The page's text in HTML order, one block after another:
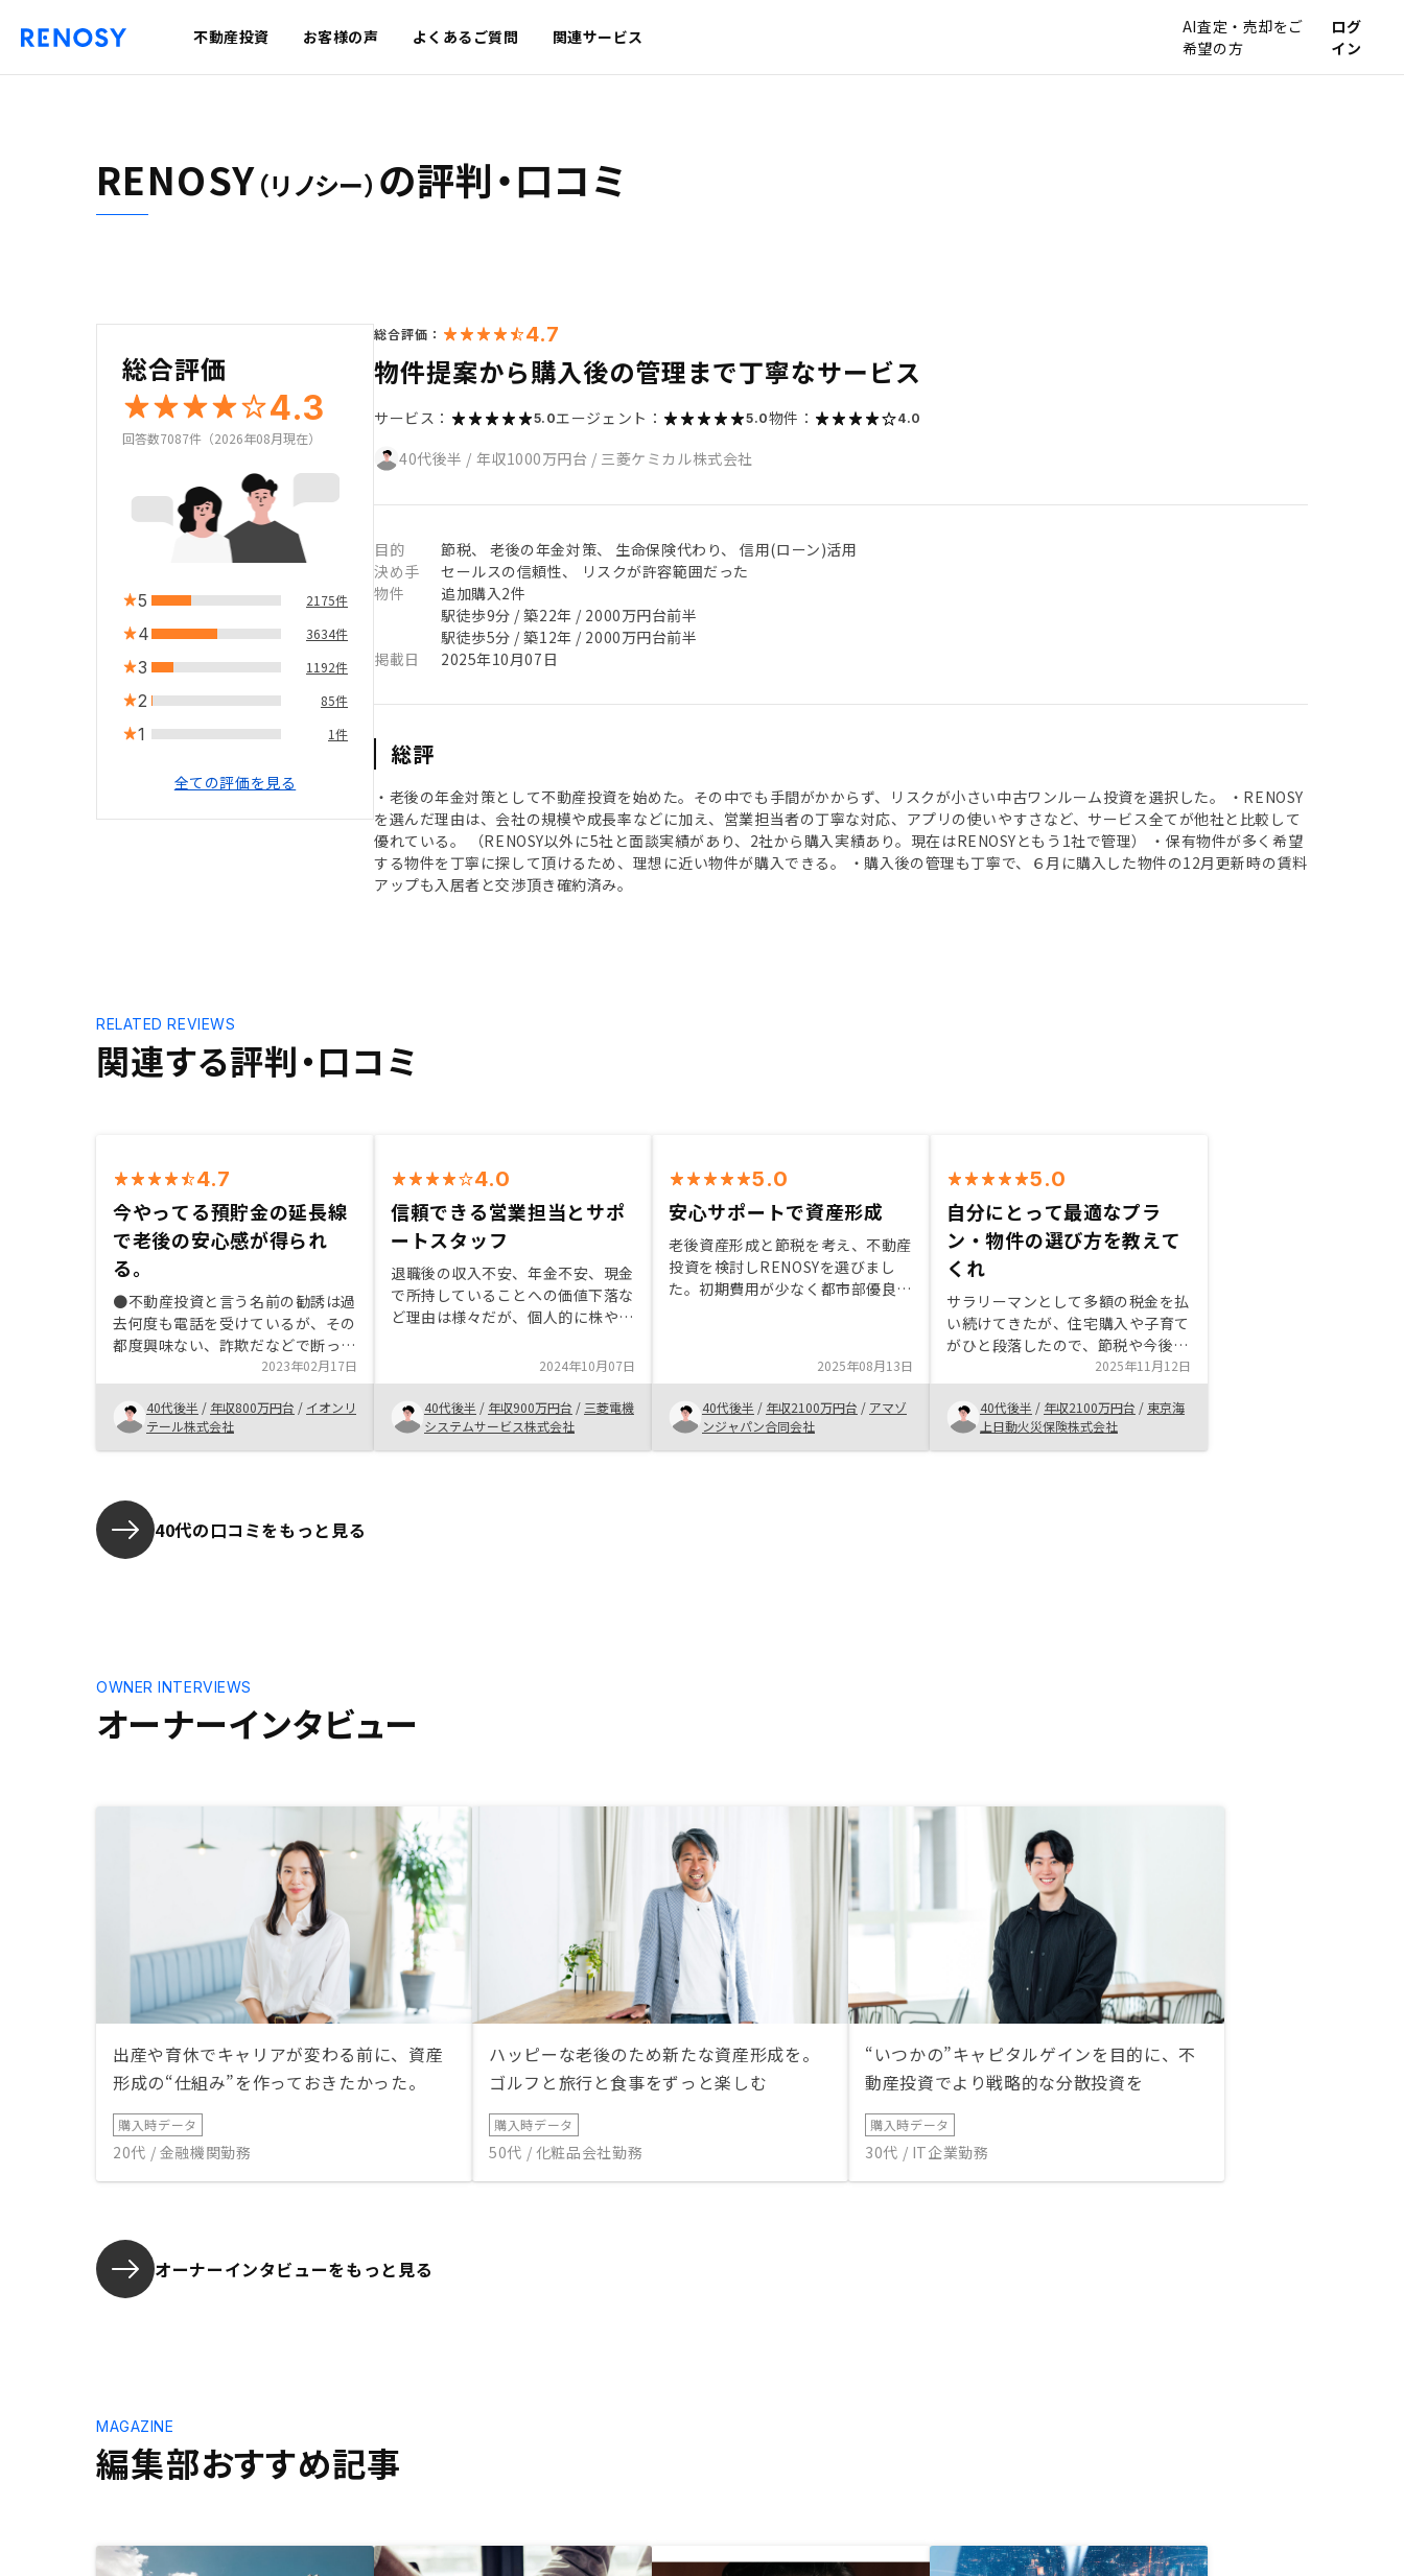
不動産投資 お客様の声 よくあるご質問 関連サービス
AI査定・売却をご
希望の方
ログ
イン
RENOSY（リノシー） の評判・口コミ
総合評価
4.3
回答数7087件（2026年08月現在）
5 2175件
4 3634件
3 1192件
2 85件
1 1件
全ての評価を見る
総合評価： 4.7
物件提案から購入後の管理まで丁寧なサービス
サービス： 5.0エージェント： 5.0物件： 4.0
40代後半 / 年収1000万円台 / 三菱ケミカル株式会社
目的
節税、 老後の年金対策、 生命保険代わり、 信用(ローン)活用
決め手
セールスの信頼性、 リスクが許容範囲だった
物件
追加購入2件
駅徒歩9分 / 築22年 / 2000万円台前半
駅徒歩5分 / 築12年 / 2000万円台前半
掲載日
2025年10月07日
総評
・老後の年金対策として不動産投資を始めた。その中でも手間がかからず、リスクが小さい中古ワンルーム投資を選択した。 ・RENOSY
を選んだ理由は、会社の規模や成長率などに加え、営業担当者の丁寧な対応、アプリの使いやすさなど、サービス全てが他社と比較して
優れている。 （RENOSY以外に5社と面談実績があり、2社から購入実績あり。現在はRENOSYともう1社で管理） ・保有物件が多く希望
する物件を丁寧に探して頂けるため、理想に近い物件が購入できる。 ・購入後の管理も丁寧で、６月に購入した物件の12月更新時の賃料
アップも入居者と交渉頂き確約済み。
関連する評判・口コミ
RELATED REVIEWS
4.7
今やってる預貯金の延長線
で老後の安心感が得られ
る。
●不動産投資と言う名前の勧誘は過
去何度も電話を受けているが、その
都度興味ない、詐欺だなどで断って
きたが、老後の心配でネット検索し
ていた時にRENOSYのHPに出会
い、色々と資料を取り寄せ確認した
ところ東証上場企業であるので、信
頼度が高い点から投資を決心。 ●
スの丁寧な説明が分かりやすく安心
できる。 ●投資と言う言葉に抵抗
があるけど、分かればやらない理由
がないくらい魅力的。 ●担当者の
の担当者のフォローが急になくなる
など不安な口コミがあるので契約後
のフォローもしっかりしてほしい。
2023年02月17日
40代後半 / 年収800万円台 / イオンリ
テール株式会社
4.0
信頼できる営業担当とサポ
ートスタッフ
退職後の収入不安、年金不安、現金
で所持していることへの価値下落な
ど理由は様々だが、個人的に株や仮
いといけない性格のものは自分の生
活のリズムに合わないと判断してお
り、中長期的な投資に興味があっ
た。営業担当の方も質問に対して概
ね納得のいく回答をしてくれてお
2024年10月07日
40代後半 / 年収900万円台 / 三菱電機
システムサービス株式会社
5.0
安心サポートで資産形成
老後資産形成と節税を考え、不動産
投資を検討しRENOSYを選びまし
た。初期費用が少なく都市部優良物
2025年08月13日
40代後半 / 年収2100万円台 / アマゾ
ンジャパン合同会社
5.0
自分にとって最適なプラ
ン・物件の選び方を教えて
くれ
サラリーマンとして多額の税金を払
い続けてきたが、住宅購入や子育て
がひと段落したので、節税や今後の
資産形成を改めて考えるようになっ
た。 その際に、不動産投資に興味
を持ち、いくつかの会社の話を聞い
たが、マーケットをおさえており入
口・出口で安心で、担当の方もとて
2025年11月12日
40代後半 / 年収2100万円台 / 東京海
上日動火災保険株式会社
40代の口コミをもっと見る
オーナーインタビュー
OWNER INTERVIEWS
出産や育休でキャリアが変わる前に、資産
形成の“仕組み”を作っておきたかった。
購入時データ
20代 / 金融機関勤務
ハッピーな老後のため新たな資産形成を。
ゴルフと旅行と食事をずっと楽しむ
購入時データ
50代 / 化粧品会社勤務
“いつかの”キャピタルゲインを目的に、不
動産投資でより戦略的な分散投資を
購入時データ
30代 / IT企業勤務
オーナーインタビューをもっと見る
編集部おすすめ記事
MAGAZINE